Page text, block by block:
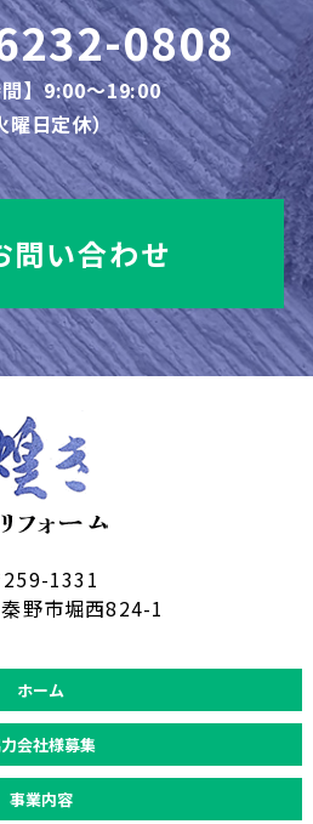
0808
】9:00～19:00
曜日定休）
問い合わせ
259-1331
野市堀西824-1
ホーム
会社様募集
事業内容